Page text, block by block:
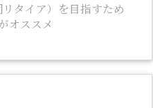
タイア）を目指すため
オススメ